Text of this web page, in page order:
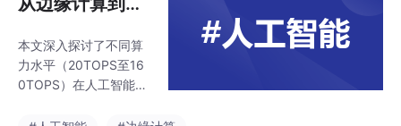
本文深入探讨了不同算
力水平（20TOPS至16
0TOPS）在人工智能领